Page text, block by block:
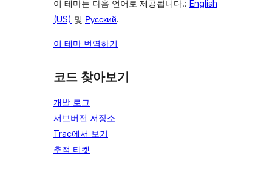
이 테마는 다음 언어로 제공됩니다.: English
(US) 및 Русский.
이 테마 번역하기
코드 찾아보기
개발 로그
서브버전 저장소
Trac에서 보기
추적 티켓